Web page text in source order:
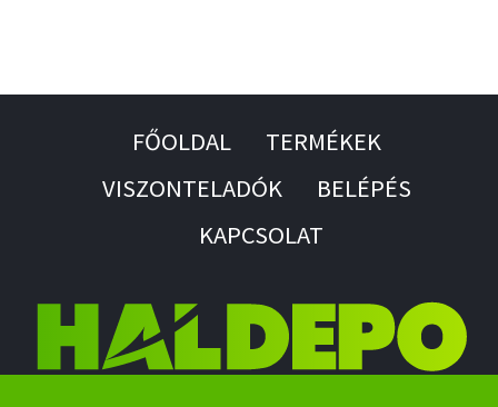
FŐOLDAL
TERMÉKEK
VISZONTELADÓK
BELÉPÉS
KAPCSOLAT